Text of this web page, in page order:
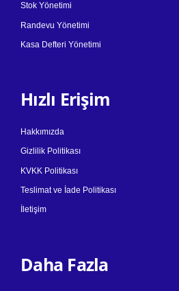
Stok Yönetimi
Randevu Yönetimi
Kasa Defteri Yönetimi
Hızlı Erişim
Hakkımızda
Gizlilik Politikası
KVKK Politikası
Teslimat ve İade Politikası
İletişim
Daha Fazla